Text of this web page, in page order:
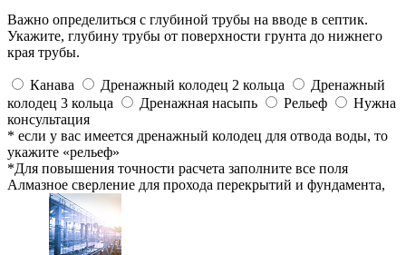
Важно определиться с глубиной трубы на вводе в септик.
Укажите, глубину трубы от поверхности грунта до нижнего
края трубы.
Канава Дренажный колодец 2 кольца
Дренажный
колодец 3 кольца
Дренажная насыпь Рельеф
Нужна
консультация
* если у вас имеется дренажный колодец для отвода воды, то
укажите «рельеф»
*Для повышения точности расчета заполните все поля
Алмазное сверление для прохода перекрытий и фундамента,